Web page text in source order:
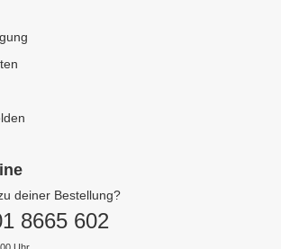
deiner Bestellung?
8665 602